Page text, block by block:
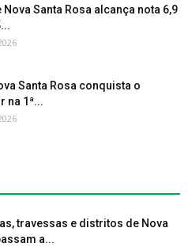
Nova Santa Rosa alcança nota 6,9
Santa Rosa conquista o
na 1ª...
travessas e distritos de Nova
a...